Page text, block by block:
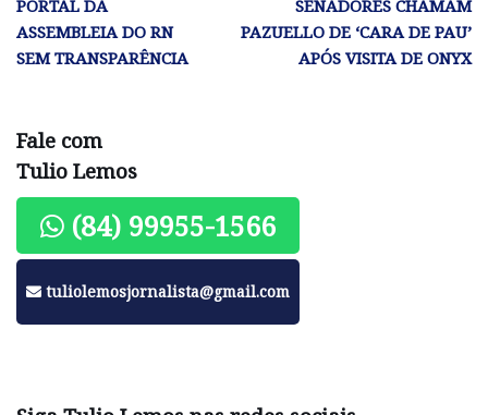
PORTAL DA
ASSEMBLEIA DO RN
SEM TRANSPARÊNCIA
SENADORES CHAMAM
PAZUELLO DE ‘CARA DE PAU’
APÓS VISITA DE ONYX
Fale com
Tulio Lemos
(84) 99955-1566
tuliolemosjornalista@gmail.com